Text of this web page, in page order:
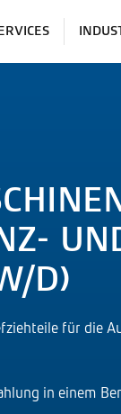
D)
für die
in einem